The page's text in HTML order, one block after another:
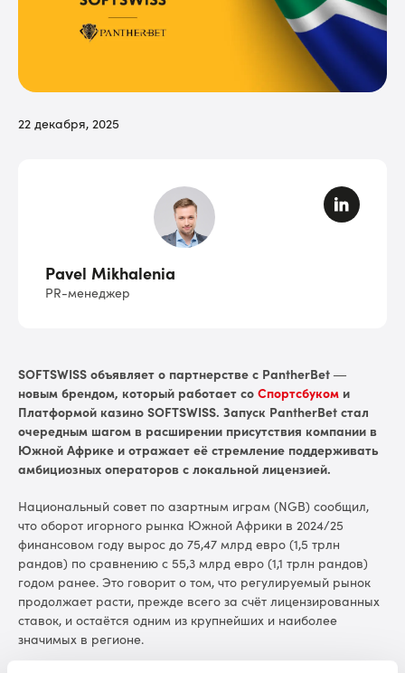
22 декабря, 2025
SOFTSWISS объявляет о партнерстве с PantherBet —
новым брендом, который работает со Спортсбуком и
Платформой казино SOFTSWISS. Запуск PantherBet стал
очередным шагом в расширении присутствия компании в
Южной Африке и отражает её стремление поддерживать
амбициозных операторов с локальной лицензией.
Национальный совет по азартным играм (NGB) сообщил,
что оборот игорного рынка Южной Африки в 2024/25
финансовом году вырос до 75,47 млрд евро (1,5 трлн
рандов) по сравнению с 55,3 млрд евро (1,1 трлн рандов)
годом ранее. Это говорит о том, что регулируемый рынок
продолжает расти, прежде всего за счёт лицензированных
ставок, и остаётся одним из крупнейших и наиболее
значимых в регионе.
Pavel Mikhalenia
PR-менеджер